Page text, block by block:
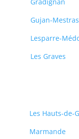
Gujan-Mestras
Lesparre-
Les Graves
Les Hauts-de-
Marmande